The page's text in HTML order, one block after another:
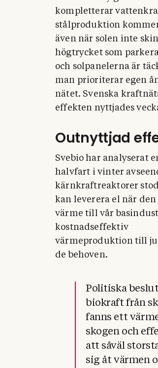
kompletterar
stålproduktion
även när solen inte
högtrycket som
och solpanelerna är
man prioriterar egen
nätet. Svenska
effekten nyttjades
Outnyttjad
Svebio har analyserat
halvfart i vinter
kärnkraftreaktorer
kan leverera el när
värme till vår
kostnadseffektiv
värmeproduktion till
de behoven.
Politiska
biokraft från
fanns ett
skogen och
att såväl
sig åt värmen